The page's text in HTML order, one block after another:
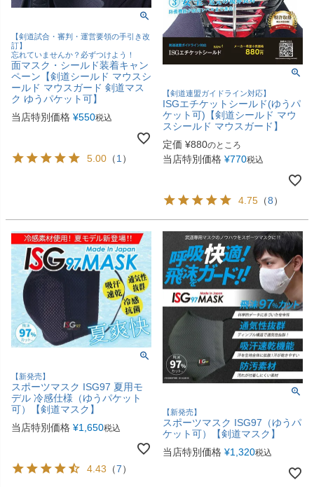
【剣道試合・審判・運営要領の手引き改
訂】
忘れていませんか？必ずつけよう！
面マスク・シールド装着キャン
ペーン【剣道シールド マウスシ
ールド マウスガード 剣道マス
ク ゆうパケット可】
当店特別価格 ¥550税込
5.00 （1）
【剣道連盟ガイドライン対応】
ISGエチケットシールド(ゆうパ
ケット可)【剣道シールド マウ
スシールド マウスガード】
定価 ¥880のところ
当店特別価格 ¥770税込
4.75 （8）
【新発売】
スポーツマスク ISG97 夏用モ
デル 冷感仕様（ゆうパケット
可）【剣道マスク】
当店特別価格 ¥1,650税込
4.43 （7）
【新発売】
スポーツマスク ISG97（ゆうパ
ケット可）【剣道マスク】
当店特別価格 ¥1,320税込